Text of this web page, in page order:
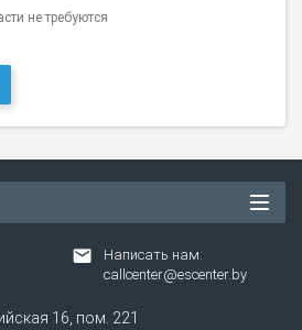
не требуются
Написать нам:
callcenter@escenter.by
16, пом. 221